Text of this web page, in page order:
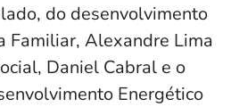
do desenvolvimento
Familiar, Alexandre Lima
Daniel Cabral e o
Energético